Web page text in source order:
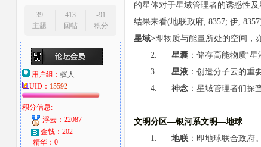
39
主题
413
回帖
-91
积分
用户组： 蚁人
UID： 15592
积分信息:
浮云：22087
金钱：202
精华：0
的星体对于星域管理者的诱惑性
结果来看(地联政府, 8357; 伊,
星域>即物质与能量所处的空间，
2. 星囊：储存高能物质‘星
3. 星液：创造分子云的重
4. 神念：星域管理者们探
文明分区—银河系文明—地球
1. 地联：即地球联合政府